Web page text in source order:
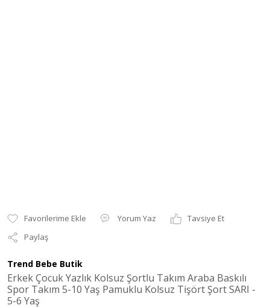
Yorum Yaz
Tavsiye Et
Paylaş
Trend Bebe Butik
Erkek Çocuk Yazlık Kolsuz Şortlu Takım Araba Baskılı
Spor Takım 5-10 Yaş Pamuklu Kolsuz Tişört Şort SARI -
5-6 Yaş